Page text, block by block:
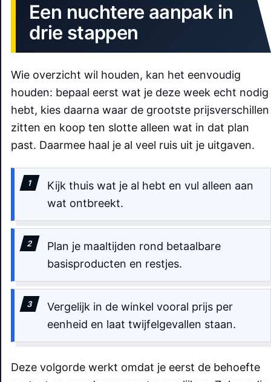
Een nuchtere aanpak in
drie stappen
Wie overzicht wil houden, kan het eenvoudig
houden: bepaal eerst wat je deze week echt nodig
hebt, kies daarna waar de grootste prijsverschillen
zitten en koop ten slotte alleen wat in dat plan
past. Daarmee haal je al veel ruis uit je uitgaven.
Kijk thuis wat je al hebt en vul alleen aan
wat ontbreekt.
Plan je maaltijden rond betaalbare
basisproducten en restjes.
Vergelijk in de winkel vooral prijs per
eenheid en laat twijfelgevallen staan.
Deze volgorde werkt omdat je eerst de behoefte